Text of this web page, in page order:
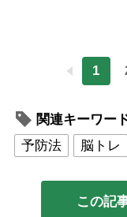
1
関連キーワー
予防法
脳トレ
この記